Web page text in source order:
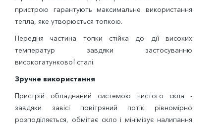
пристрою гарантують максимальне використання
тепла, яке утворюється топкою.
Передня частина топки стійка до дії високих
температур завдяки застосуванню
високогатункової сталі.
Зручне використання
Пристрій обладнаний системою чистого скла -
завдяки завісі повітряний потік рівномірно
розподіляється, обмітає скло і мінімізує налипання